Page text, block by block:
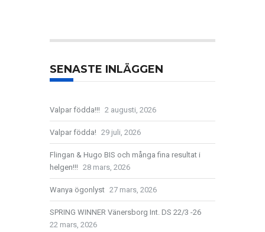
SENASTE INLÄGGEN
Valpar födda!!! 2 augusti, 2026
Valpar födda! 29 juli, 2026
Flingan & Hugo BIS och många fina resultat i
helgen!!! 28 mars, 2026
Wanya ögonlyst 27 mars, 2026
SPRING WINNER Vänersborg Int. DS 22/3 -26
22 mars, 2026